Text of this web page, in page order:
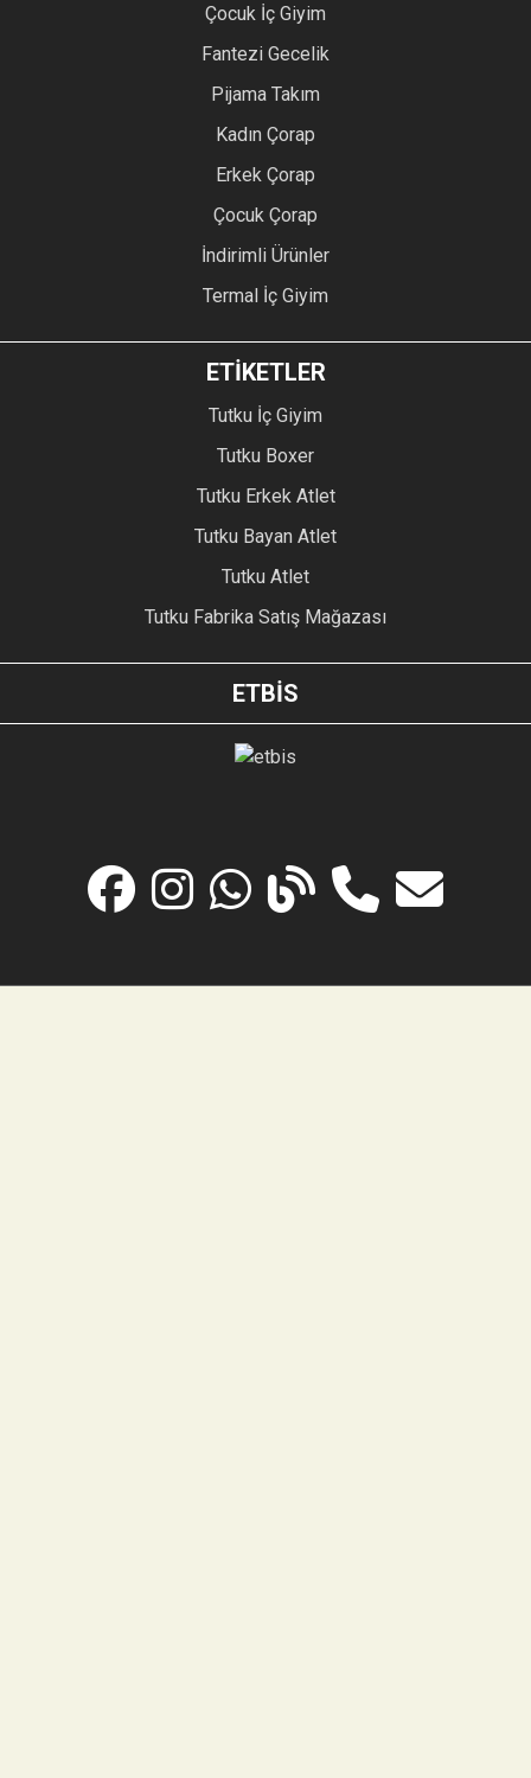
Çocuk İç Giyim
Fantezi Gecelik
Pijama Takım
Kadın Çorap
Erkek Çorap
Çocuk Çorap
İndirimli Ürünler
Termal İç Giyim
ETİKETLER
Tutku İç Giyim
Tutku Boxer
Tutku Erkek Atlet
Tutku Bayan Atlet
Tutku Atlet
Tutku Fabrika Satış Mağazası
ETBİS